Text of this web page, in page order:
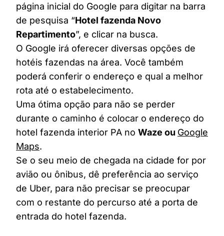
página inicial do Google para digitar na barra
de pesquisa “Hotel fazenda Novo
Repartimento”, e clicar na busca.
O Google irá oferecer diversas opções de
hotéis fazendas na área. Você também
poderá conferir o endereço e qual a melhor
rota até o estabelecimento.
Uma ótima opção para não se perder
durante o caminho é colocar o endereço do
hotel fazenda interior PA no Waze ou Google
Maps.
Se o seu meio de chegada na cidade for por
avião ou ônibus, dê preferência ao serviço
de Uber, para não precisar se preocupar
com o restante do percurso até a porta de
entrada do hotel fazenda.